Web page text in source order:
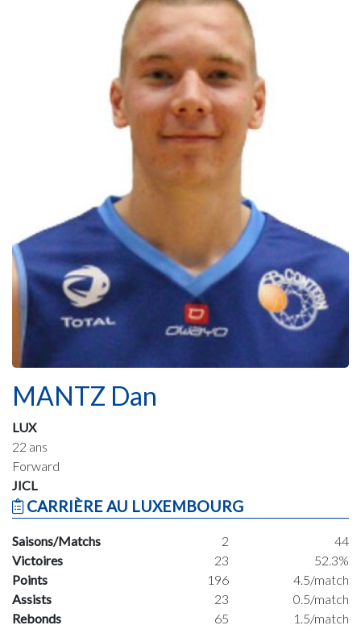
MANTZ Dan
LUX
22 ans
Forward
JICL
CARRIÈRE AU LUXEMBOURG
Saisons/Matchs 2
44
Victoires
23
52.3%
Points
196
4.5/match
Assists
23
0.5/match
Rebonds
65 1.5/match